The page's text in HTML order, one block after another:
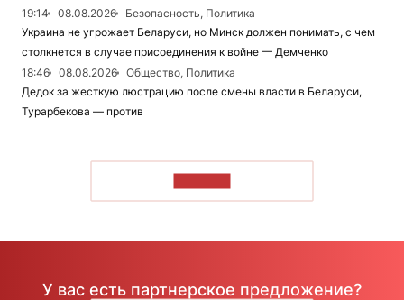
19:14
08.08.2026
Безопасность, Политика
Украина не угрожает Беларуси, но Минск должен понимать, с чем
столкнется в случае присоединения к войне — Демченко
18:46
08.08.2026
Общество, Политика
Дедок за жесткую люстрацию после смены власти в Беларуси,
Турарбекова — против
У вас есть партнерское предложение?